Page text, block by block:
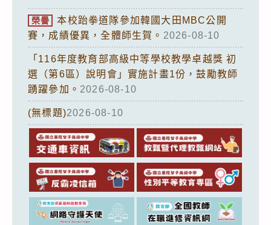
榮譽
本校跆拳道隊參加韓國大田MBC公開
賽，成績優異，全體師生賀。 2026-08-10
「116年度教育部高級中等學校教學卓越獎 初
選（第6區）說明會」實施計畫1份，鼓勵教師
踴躍參加。 2026-08-10
(無標題)2026-08-10